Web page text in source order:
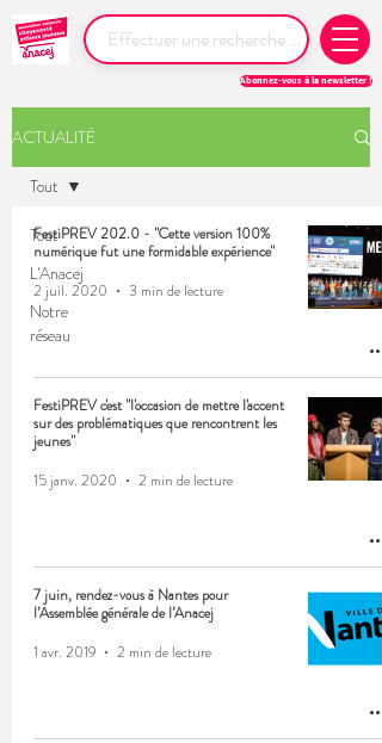
Abonnez-vous à la newsletter !
ACTUALITÉ
Tout
L'Anacej
Notre
réseau
Tout
FestiPREV 202.0 - "Cette version 100%
numérique fut une formidable expérience"
2 juil. 2020
3 min de lecture
FestiPREV c'est "l'occasion de mettre l'accent
sur des problématiques que rencontrent les
jeunes"
15 janv. 2020
2 min de lecture
7 juin, rendez-vous à Nantes pour
l’Assemblée générale de l’Anacej
1 avr. 2019
2 min de lecture